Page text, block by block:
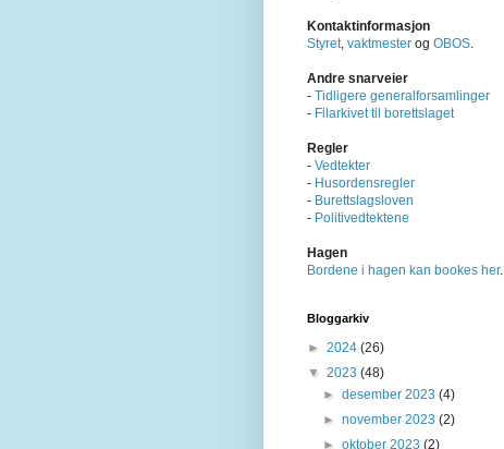
Kontaktinformasjon
Styret, vaktmester og OBOS.
Andre snarveier
- Tidligere generalforsamlinger
- Filarkivet til borettslaget
Regler
- Vedtekter
- Husordensregler
- Burettslagsloven
- Politivedtektene
Hagen
Bordene i hagen kan bookes her.
Bloggarkiv
► 2024 (26)
▼ 2023 (48)
►desember 2023(4)
►november 2023(2)
►oktober 2023(2)